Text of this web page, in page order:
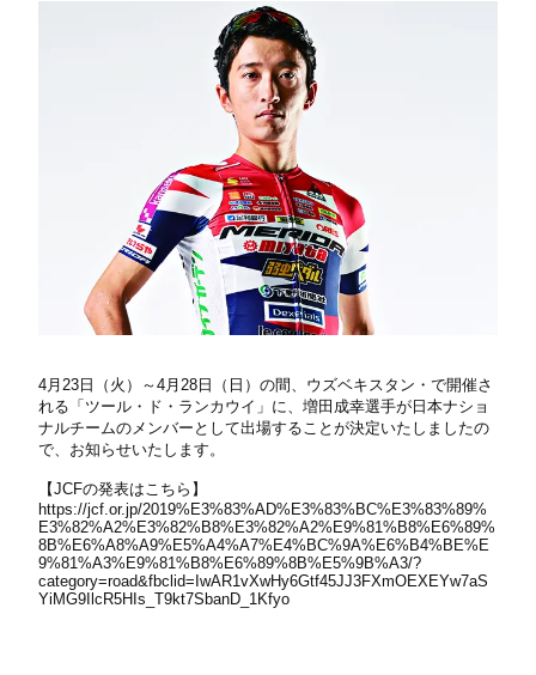
4月23日（火）～4月28日（日）の間、ウズベキスタン・で開催さ
れる「ツール・ド・ランカウイ」に、増田成幸選手が日本ナショ
ナルチームのメンバーとして出場することが決定いたしましたの
で、お知らせいたします。
【JCFの発表はこちら】
https://jcf.or.jp/2019%E3%83%AD%E3%83%BC%E3%83%89%
E3%82%A2%E3%82%B8%E3%82%A2%E9%81%B8%E6%89%
8B%E6%A8%A9%E5%A4%A7%E4%BC%9A%E6%B4%BE%E
9%81%A3%E9%81%B8%E6%89%8B%E5%9B%A3/?
category=road&fbclid=IwAR1vXwHy6Gtf45JJ3FXmOEXEYw7aS
YiMG9IlcR5HIs_T9kt7SbanD_1Kfyo